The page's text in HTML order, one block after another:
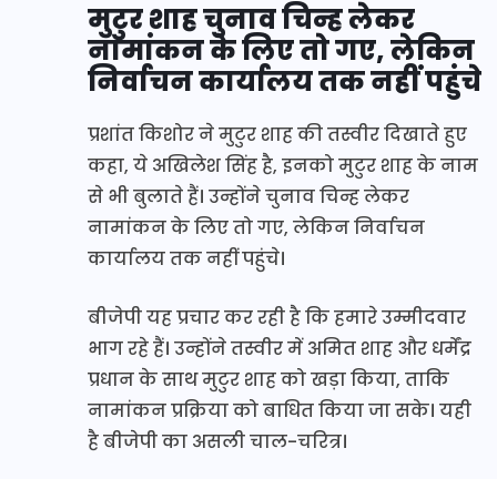
मुटुर शाह चुनाव चिन्ह लेकर
नामांकन के लिए तो गए, लेकिन
निर्वाचन कार्यालय तक नहीं पहुंचे
प्रशांत किशोर ने मुटुर शाह की तस्वीर दिखाते हुए
कहा, ये अखिलेश सिंह है, इनको मुटुर शाह के नाम
से भी बुलाते हैं। उन्होंने चुनाव चिन्ह लेकर
नामांकन के लिए तो गए, लेकिन निर्वाचन
कार्यालय तक नहीं पहुंचे।
बीजेपी यह प्रचार कर रही है कि हमारे उम्मीदवार
भाग रहे हैं। उन्होंने तस्वीर में अमित शाह और धर्मेंद्र
प्रधान के साथ मुटुर शाह को खड़ा किया, ताकि
नामांकन प्रक्रिया को बाधित किया जा सके। यही
है बीजेपी का असली चाल-चरित्र।